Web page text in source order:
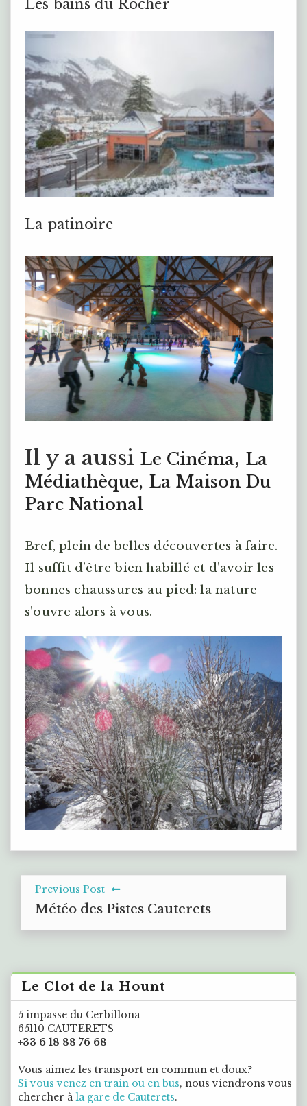
Les bains du Rocher
La patinoire
Il y a aussi Le Cinéma, La
Médiathèque, La Maison Du
Parc National
Bref, plein de belles découvertes à faire.
Il suffit d’être bien habillé et d’avoir les
bonnes chaussures au pied: la nature
s’ouvre alors à vous.
Previous Post
Météo des Pistes Cauterets
Le Clot de la Hount
5 impasse du Cerbillona
65110 CAUTERETS
+33 6 18 88 76 68
Vous aimez les transport en commun et doux?
Si vous venez en train ou en bus, nous viendrons vous
chercher àla gare de Cauterets.